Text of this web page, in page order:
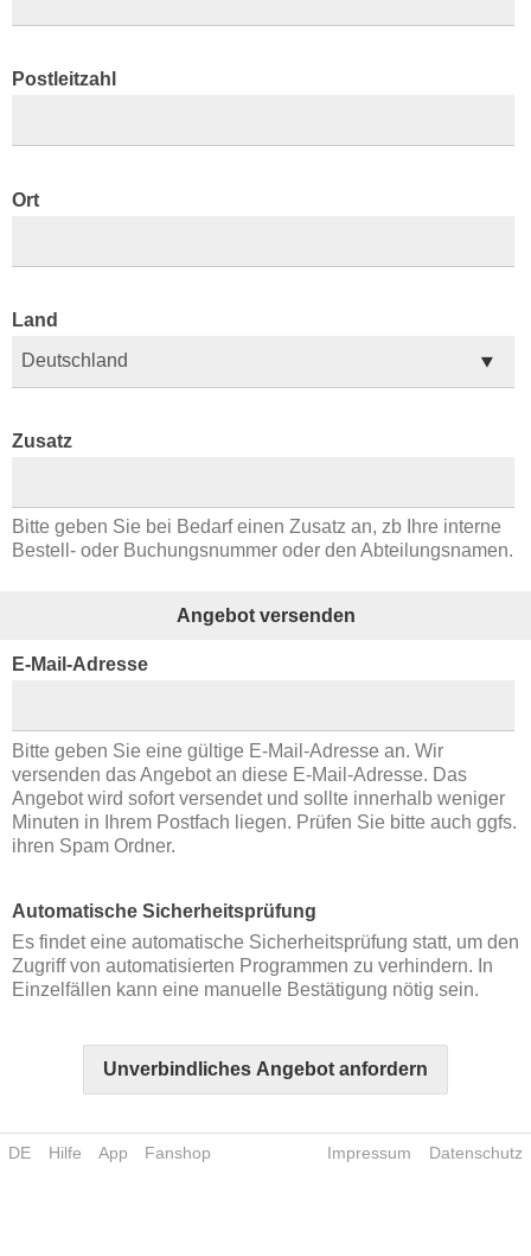
Postleitzahl
Ort
Land
Zusatz
Bitte geben Sie bei Bedarf einen Zusatz an, zb Ihre interne
Bestell- oder Buchungsnummer oder den Abteilungsnamen.
Angebot versenden
E-Mail-Adresse
Bitte geben Sie eine gültige E-Mail-Adresse an. Wir
versenden das Angebot an diese E-Mail-Adresse. Das
Angebot wird sofort versendet und sollte innerhalb weniger
Minuten in Ihrem Postfach liegen. Prüfen Sie bitte auch ggfs.
ihren Spam Ordner.
Automatische Sicherheitsprüfung
Es findet eine automatische Sicherheitsprüfung statt, um den
Zugriff von automatisierten Programmen zu verhindern. In
Einzelfällen kann eine manuelle Bestätigung nötig sein.
Unverbindliches Angebot anfordern
DE Hilfe App Fanshop Impressum Datenschutz